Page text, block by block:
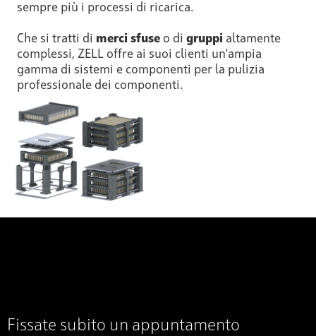
sempre più i processi di ricarica.
Che si tratti di merci sfuse o digruppi altamente
complessi, ZELL offre ai suoi clienti un'ampia
gamma di sistemi e componenti per la pulizia
professionale dei componenti.
Fissate subito un appuntamento